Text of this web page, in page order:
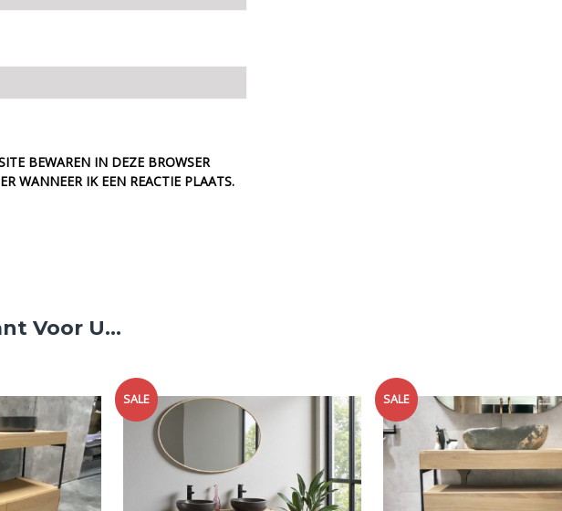
BEWAREN IN DEZE BROWSER
WANNEER IK EEN REACTIE PLAATS.
Voor U...
SALE SALE